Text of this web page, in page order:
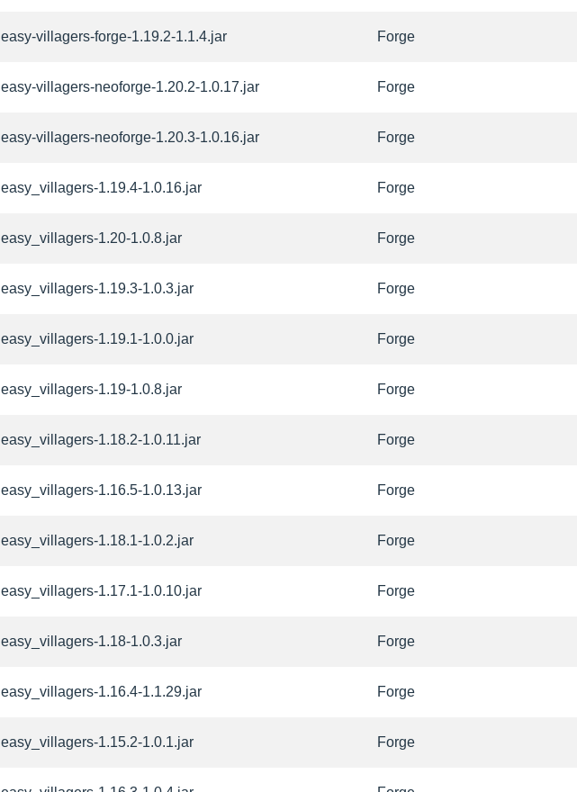
easy-villagers-forge-1.19.2-1.1.4.jar Forge
easy-villagers-neoforge-1.20.2-1.0.17.jar Forge
easy-villagers-neoforge-1.20.3-1.0.16.jar Forge
easy_villagers-1.19.4-1.0.16.jar Forge
easy_villagers-1.20-1.0.8.jar Forge
easy_villagers-1.19.3-1.0.3.jar Forge
easy_villagers-1.19.1-1.0.0.jar Forge
easy_villagers-1.19-1.0.8.jar Forge
easy_villagers-1.18.2-1.0.11.jar Forge
easy_villagers-1.16.5-1.0.13.jar Forge
easy_villagers-1.18.1-1.0.2.jar Forge
easy_villagers-1.17.1-1.0.10.jar Forge
easy_villagers-1.18-1.0.3.jar Forge
easy_villagers-1.16.4-1.1.29.jar Forge
easy_villagers-1.15.2-1.0.1.jar Forge